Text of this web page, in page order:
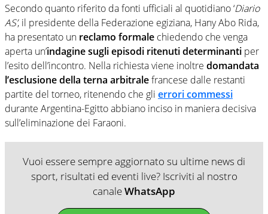
Secondo quanto riferito da fonti ufficiali al quotidiano ‘Diario
AS’, il presidente della Federazione egiziana, Hany Abo Rida,
ha presentato un reclamo formale chiedendo che venga
aperta un’indagine sugli episodi ritenuti determinanti per
l’esito dell’incontro. Nella richiesta viene inoltre domandata
l’esclusione della terna arbitralefrancese dalle restanti
partite del torneo, ritenendo che gli errori commessi
durante Argentina-Egitto abbiano inciso in maniera decisiva
sull’eliminazione dei Faraoni.
Vuoi essere sempre aggiornato su ultime news di
sport, risultati ed eventi live? Iscriviti al nostro
canaleWhatsApp